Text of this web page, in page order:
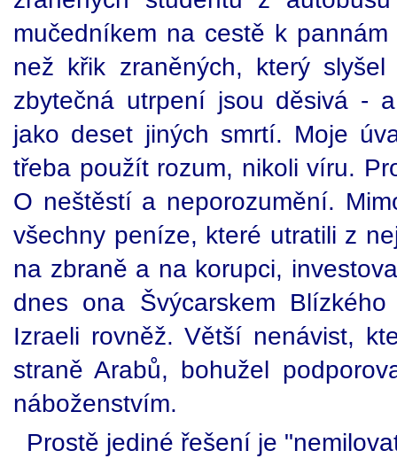
mučedníkem na cestě k
než křik zraněných, který
zbytečná utrpení jsou děsivá -
jako deset jiných smrtí. Moje
třeba použít rozum, nikoli víru.
O neštěstí a neporozumění.
všechny peníze, které utratili z
na zbraně a na korupci,
dnes ona Švýcarskem
Izraeli rovněž. Větší nenávist,
straně Arabů, bohužel
náboženstvím.
Prostě jediné řešení je